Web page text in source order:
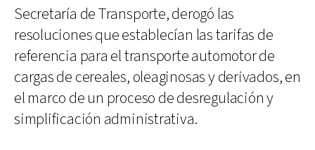
Secretaría de Transporte, derogó las
resoluciones que establecían las tarifas de
referencia para el transporte automotor de
cargas de cereales, oleaginosas y derivados, en
el marco de un proceso de desregulación y
simplificación administrativa.